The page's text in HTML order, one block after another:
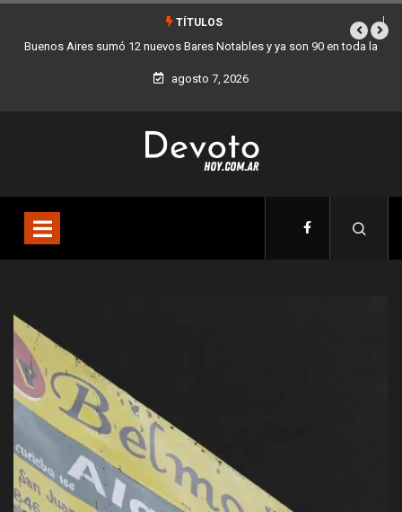
TÍTULOS
Los stands móviles de la Ciudad llegan esta semana a Villa Devoto
agosto 7, 2026